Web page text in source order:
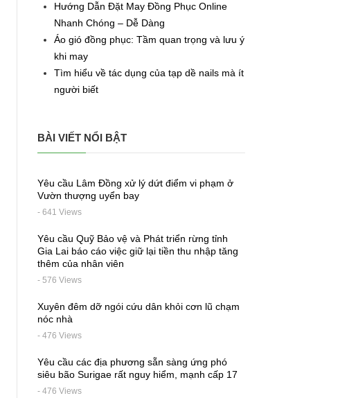
Hướng Dẫn Đặt May Đồng Phục Online
Nhanh Chóng – Dễ Dàng
Áo gió đồng phục: Tầm quan trọng và lưu ý
khi may
Tìm hiểu về tác dụng của tạp dề nails mà ít
người biết
BÀI VIẾT NỔI BẬT
Yêu cầu Lâm Đồng xử lý dứt điểm vi phạm ở
Vườn thượng uyển bay
- 641 Views
Yêu cầu Quỹ Bảo vệ và Phát triển rừng tỉnh
Gia Lai báo cáo việc giữ lại tiền thu nhập tăng
thêm của nhân viên
- 576 Views
Xuyên đêm dỡ ngói cứu dân khỏi cơn lũ chạm
nóc nhà
- 476 Views
Yêu cầu các địa phương sẵn sàng ứng phó
siêu bão Surigae rất nguy hiểm, mạnh cấp 17
- 476 Views